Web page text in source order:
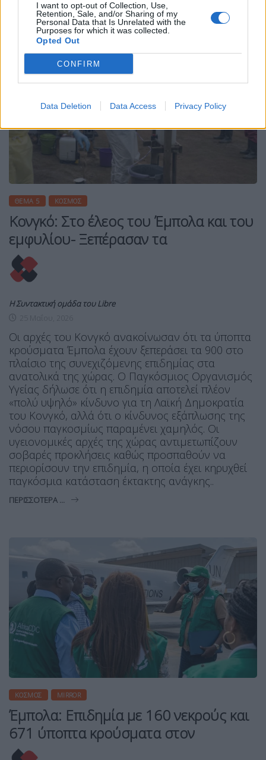
I want to opt-out of Collection, Use,
Retention, Sale, and/or Sharing of my
Personal Data that Is Unrelated with the
Purposes for which it was collected.
Opted Out
CONFIRM
Data Deletion Data Access Privacy Policy
ΘΈΜΑ 5 ΚΌΣΜΟΣ
Κονγκό: Στο έλεος του Έμπολα και του
εμφυλίου- Ξεπέρασαν τα
Η Συντακτική ομάδα του Libre
Οι αρχές του Κονγκό ανακοίνωσαν ότι τα ύποπτα
κρούσματα Έμπολα έχουν ξεπεράσει τα 900 στο
πλαίσιο της συνεχιζόμενης επιδημίας στα
ανατολικά της χώρας. Ο Παγκόσμιος Οργανισμός
Υγείας δήλωσε ότι η επιδημία αποτελεί πλέον
«πολύ υψηλό» κίνδυνο για τη Λαϊκή Δημοκρατία
του Κονγκό, αλλά ότι ο κίνδυνος εξάπλωσης της
νόσου παγκοσμίως παραμένει χαμηλός. Οι
υγειονομικές αρχές της χώρας αντιμετωπίζουν
σοβαρές προκλήσεις καθώς προσπαθούν να
περιορίσουν την επιδημία, η οποία έχει κηρυχθεί
παγκόσμια κατάσταση έκτακτης ανάγκης..
ΠΕΡΙΣΣΌΤΕΡΑ ...
ΚΌΣΜΟΣ MIRROR
Έμπολα: Επιδημία με 160 νεκρούς και
671 ύποπτα κρούσματα στον